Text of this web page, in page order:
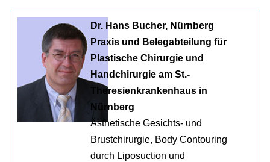
Dr. Hans Bucher, Nürnberg
Praxis und Belegabteilung für
Plastische Chirurgie und
Handchirurgie am St.-
Theresienkrankenhaus in
Nürnberg
Ästhetische Gesichts- und
Brustchirurgie, Body Contouring
durch Liposuction und